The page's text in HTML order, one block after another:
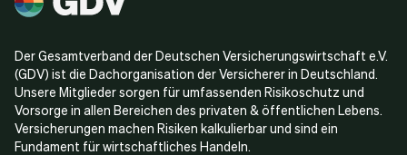
Der Gesamtverband der Deutschen Versicherungswirtschaft e.V.
(GDV) ist die Dachorganisation der Versicherer in Deutschland.
Unsere Mitglieder sorgen für umfassenden Risikoschutz und
Vorsorge in allen Bereichen des privaten & öffentlichen Lebens.
Versicherungen machen Risiken kalkulierbar und sind ein
Fundament für wirtschaftliches Handeln.